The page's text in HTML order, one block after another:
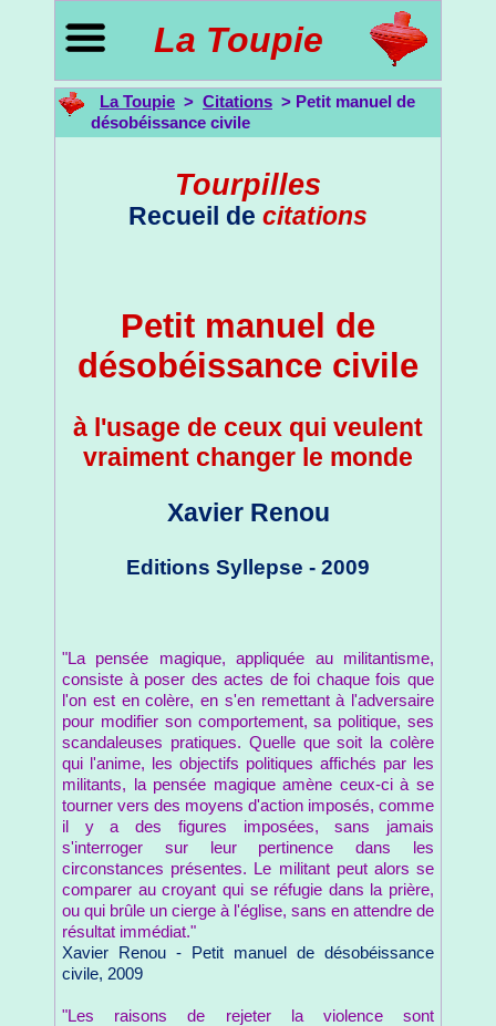
La Toupie
La Toupie > Citations > Petit manuel de
désobéissance civile
Tourpilles
Recueil de citations
Petit manuel de
désobéissance civile
à l'usage de ceux qui veulent
vraiment changer le monde
Xavier Renou
Editions Syllepse - 2009
"La pensée magique, appliquée au militantisme,
consiste à poser des actes de foi chaque fois que
l'on est en colère, en s'en remettant à l'adversaire
pour modifier son comportement, sa politique, ses
scandaleuses pratiques. Quelle que soit la colère
qui l'anime, les objectifs politiques affichés par les
militants, la pensée magique amène ceux-ci à se
tourner vers des moyens d'action imposés, comme
il y a des figures imposées, sans jamais
s'interroger sur leur pertinence dans les
circonstances présentes. Le militant peut alors se
comparer au croyant qui se réfugie dans la prière,
ou qui brûle un cierge à l'église, sans en attendre de
résultat immédiat."
Xavier Renou - Petit manuel de désobéissance
civile, 2009
"Les raisons de rejeter la violence sont